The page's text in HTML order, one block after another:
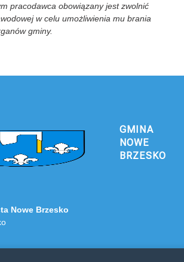
pracodawca obowiązany jest zwolnić
w celu umożliwienia mu brania
gminy.
GMINA
NOWE
BRZESKO
Nowe Brzesko